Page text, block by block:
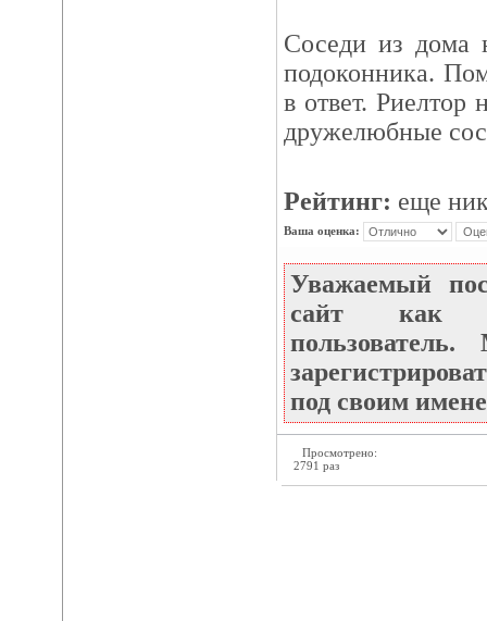
Соседи из дома
подоконника.
в ответ. Риелтор
дружелюбные
Рейтинг: еще
Ваша оценка:
Уважаемый
сайт как
под своим
Просмотрено:
2791 раз